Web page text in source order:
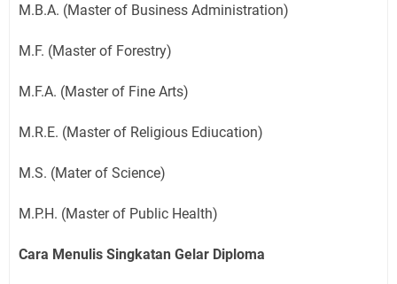
M.B.A. (Master of Business Administration)
M.F. (Master of Forestry)
M.F.A. (Master of Fine Arts)
M.R.E. (Master of Religious Ediucation)
M.S. (Mater of Science)
M.P.H. (Master of Public Health)
Cara Menulis Singkatan Gelar Diploma